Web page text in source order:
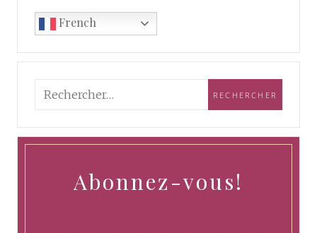
French
Abonnez-vous!